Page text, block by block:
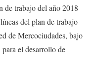
de trabajo del año 2018
del plan de trabajo
de Mercociudades, bajo
el desarrollo de